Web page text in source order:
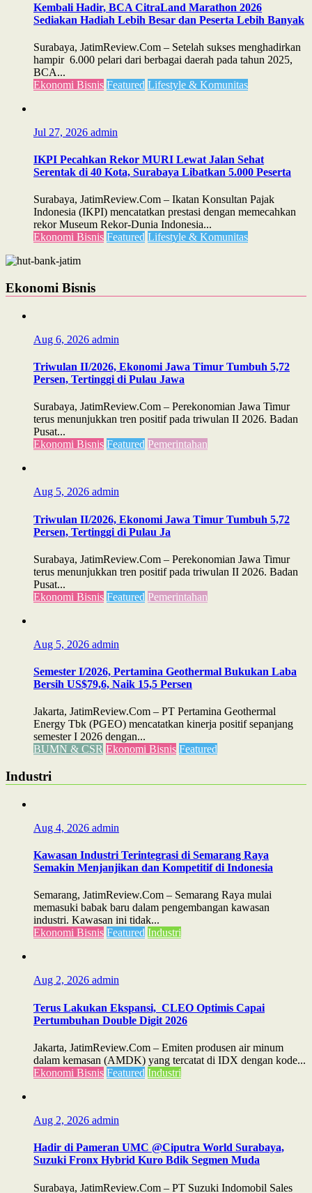
Kembali Hadir, BCA CitraLand Marathon 2026
Sediakan Hadiah Lebih Besar dan Peserta Lebih Banyak
Surabaya, JatimReview.Com – Setelah sukses menghadirkan
hampir 6.000 pelari dari berbagai daerah pada tahun 2025,
BCA...
Ekonomi Bisnis Featured Lifestyle & Komunitas
Jul 27, 2026 admin
IKPI Pecahkan Rekor MURI Lewat Jalan Sehat
Serentak di 40 Kota, Surabaya Libatkan 5.000 Peserta
Surabaya, JatimReview.Com – Ikatan Konsultan Pajak
Indonesia (IKPI) mencatatkan prestasi dengan memecahkan
rekor Museum Rekor-Dunia Indonesia...
Ekonomi Bisnis Featured Lifestyle & Komunitas
Ekonomi Bisnis
Aug 6, 2026 admin
Triwulan II/2026, Ekonomi Jawa Timur Tumbuh 5,72
Persen, Tertinggi di Pulau Jawa
Surabaya, JatimReview.Com – Perekonomian Jawa Timur
terus menunjukkan tren positif pada triwulan II 2026. Badan
Pusat...
Ekonomi Bisnis Featured Pemerintahan
Aug 5, 2026 admin
Triwulan II/2026, Ekonomi Jawa Timur Tumbuh 5,72
Persen, Tertinggi di Pulau Ja
Surabaya, JatimReview.Com – Perekonomian Jawa Timur
terus menunjukkan tren positif pada triwulan II 2026. Badan
Pusat...
Ekonomi Bisnis Featured Pemerintahan
Aug 5, 2026 admin
Semester I/2026, Pertamina Geothermal Bukukan Laba
Bersih US$79,6, Naik 15,5 Persen
Jakarta, JatimReview.Com – PT Pertamina Geothermal
Energy Tbk (PGEO) mencatatkan kinerja positif sepanjang
semester I 2026 dengan...
BUMN & CSR Ekonomi Bisnis Featured
Industri
Aug 4, 2026 admin
Kawasan Industri Terintegrasi di Semarang Raya
Semakin Menjanjikan dan Kompetitif di Indonesia
Semarang, JatimReview.Com – Semarang Raya mulai
memasuki babak baru dalam pengembangan kawasan
industri. Kawasan ini tidak...
Ekonomi Bisnis Featured Industri
Aug 2, 2026 admin
Terus Lakukan Ekspansi, CLEO Optimis Capai
Pertumbuhan Double Digit 2026
Jakarta, JatimReview.Com – Emiten produsen air minum
dalam kemasan (AMDK) yang tercatat di IDX dengan kode...
Ekonomi Bisnis Featured Industri
Aug 2, 2026 admin
Hadir di Pameran UMC @Ciputra World Surabaya,
Suzuki Fronx Hybrid Kuro Bdik Segmen Muda
Surabaya, JatimReview.Com – PT Suzuki Indomobil Sales